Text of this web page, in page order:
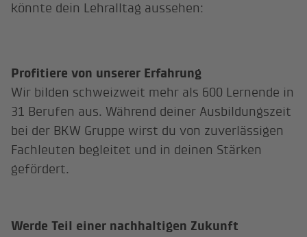
könnte dein Lehralltag aussehen:
Profitiere von unserer Erfahrung
Wir bilden schweizweit mehr als 600 Lernende in
31 Berufen aus. Während deiner Ausbildungszeit
bei der BKW Gruppe wirst du von zuverlässigen
Fachleuten begleitet und in deinen Stärken
gefördert.
Werde Teil einer nachhaltigen Zukunft